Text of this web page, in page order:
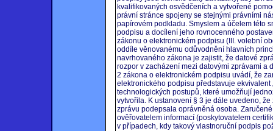
kvalifikovaných osvědčeních a vytvořené
právní stránce spojeny se stejnými právními
papírovém podkladu. Smyslem a účelem této
podpisu a docílení jeho rovnocenného
zákonu o elektronickém podpisu (III. volební
oddíle věnovanému odůvodnění hlavních
navrhovaného zákona je zajistit, že datové
rozpor v zacházení mezi datovými zprávami a
2 zákona o elektronickém podpisu uvádí, že
elektronického podpisu představuje
technologických postupů, které umožňují
vytvořila. K ustanovení § 3 je dále uvedeno,
zprávu podepsala oprávněná osoba.
ověřovatelem informací (poskytovatelem
v případech, kdy takový vlastnoruční podpis